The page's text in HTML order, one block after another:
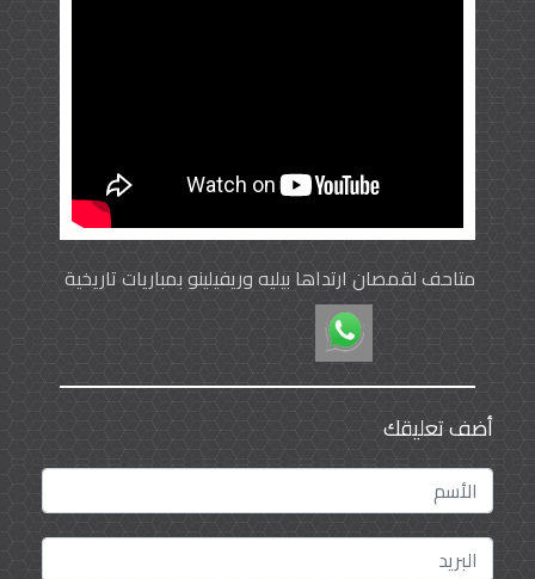
متاحف لقمصان ارتداها بيليه وريفيلينو بمباريات تاريخية
أضف تعليقك